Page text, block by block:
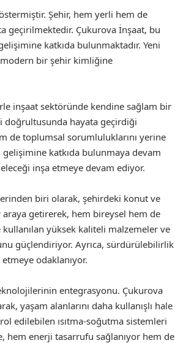
Şehir, hem yerli hem de
geçirilmektedir. Çukurova İnşaat, bu
katkıda bulunmaktadır. Yeni
bir şehir kimliğine
inşaat sektöründe kendine sağlam bir
hayata geçirdiği
de toplumsal sorumluluklarını yerine
katkıda bulunmaya devam
inşa etmeye devam ediyor.
biri olarak, şehirdeki konut ve
getirerek, hem bireysel hem de
yüksek kaliteli malzemeler ve
güçlendiriyor. Ayrıca, sürdürülebilirlik
odaklanıyor.
entegrasyonu. Çukurova
yaşam alanlarını daha kullanışlı hale
edilebilen ısıtma-soğutma sistemleri
hem enerji tasarrufu sağlanıyor hem de